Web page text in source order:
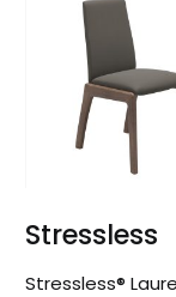
Stressless
Stressless®